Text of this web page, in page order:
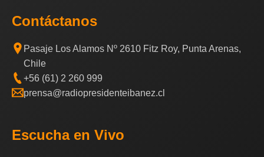
Contáctanos
Pasaje Los Alamos Nº 2610 Fitz Roy, Punta Arenas,
Chile
+56 (61) 2 260 999
prensa@radiopresidenteibanez.cl
Escucha en Vivo